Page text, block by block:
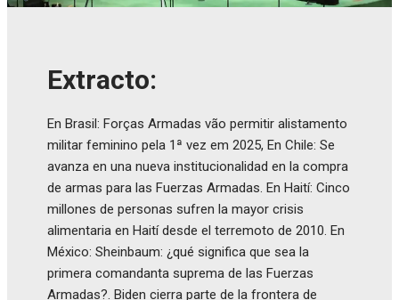
Extracto:
En Brasil: Forças Armadas vão permitir alistamento
militar feminino pela 1ª vez em 2025, En Chile: Se
avanza en una nueva institucionalidad en la compra
de armas para las Fuerzas Armadas. En Haití: Cinco
millones de personas sufren la mayor crisis
alimentaria en Haití desde el terremoto de 2010. En
México: Sheinbaum: ¿qué significa que sea la
primera comandanta suprema de las Fuerzas
Armadas?. Biden cierra parte de la frontera de